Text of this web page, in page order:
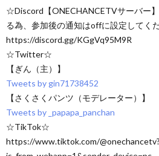
☆Discord【ONECHANCETVサーバー
る為、参加後の通知はoffに設定してく
https://discord.gg/KGgVq95M9R
☆Twitter☆
【ぎん（主）】
Tweets by gin71738452
【さくさくパンツ（モデレーター）】
Tweets by _papapa_panchan
☆TikTok☆
https://www.tiktok.com/@onechancetv?